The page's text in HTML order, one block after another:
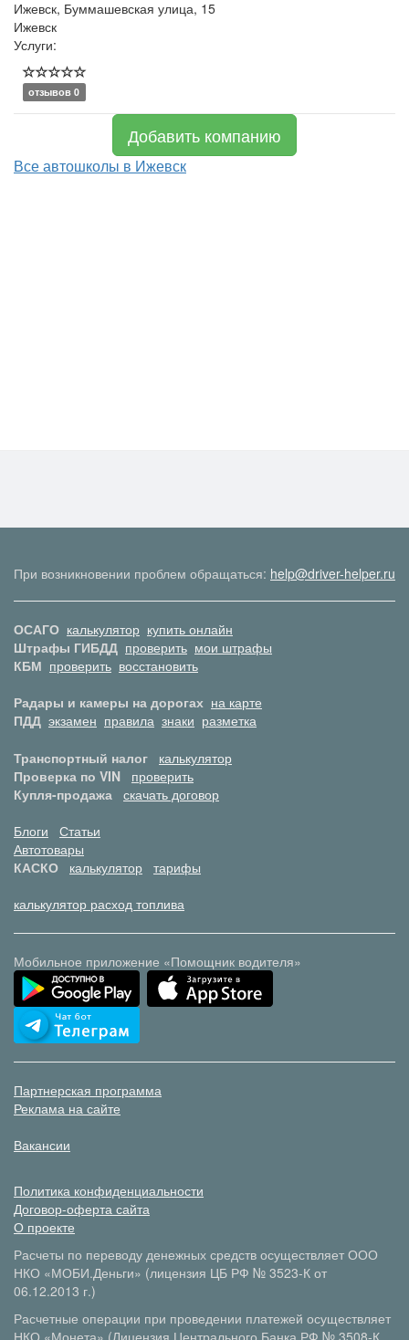
Ижевск, Буммашевская улица, 15
Ижевск
Услуги:
отзывов 0
Добавить компанию
Все автошколы в Ижевск
При возникновении проблем обращаться: help@driver-helper.ru
ОСАГО калькулятор купить онлайн
Штрафы ГИБДД проверить мои штрафы
КБМ проверить восстановить
Радары и камеры на дорогах на карте
ПДД экзамен правила знаки разметка
Транспортный налог
калькулятор
Проверка по VIN
проверить
Купля-продажа скачать договор
Блоги
Статьи
Автотовары
КАСКО
калькулятор тарифы
калькулятор расход топлива
Мобильное приложение «Помощник водителя»
Партнерская программа
Реклама на сайте
Вакансии
Политика конфиденциальности
Договор-оферта сайта
О проекте
Расчеты по переводу денежных средств осуществляет ООО
НКО «МОБИ.Деньги» (лицензия ЦБ РФ № 3523-К от
06.12.2013 г.)
Расчетные операции при проведении платежей осуществляет